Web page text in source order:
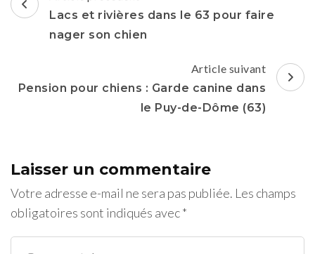
d'articleLacs et rivières dans le 63 pour faire
nager son chien
Article suivant
Pension pour chiens : Garde canine dans
le Puy-de-Dôme (63)
Laisser un commentaire
Votre adresse e-mail ne sera pas publiée. Les champs
obligatoires sont indiqués avec*